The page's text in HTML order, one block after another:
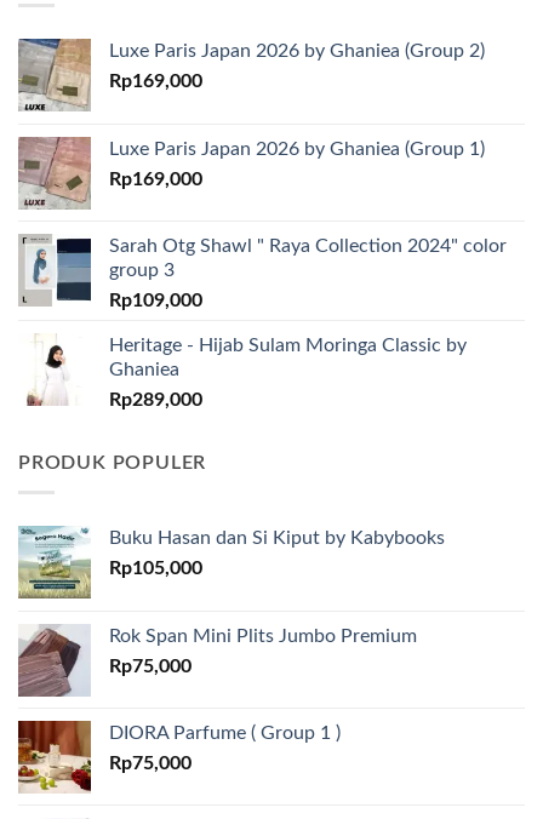
Luxe Paris Japan 2026 by Ghaniea (Group 2)
Rp169,000
Luxe Paris Japan 2026 by Ghaniea (Group 1)
Rp169,000
Sarah Otg Shawl " Raya Collection 2024" color
group 3
Rp109,000
Heritage - Hijab Sulam Moringa Classic by
Ghaniea
Rp289,000
PRODUK POPULER
Buku Hasan dan Si Kiput by Kabybooks
Rp105,000
Rok Span Mini Plits Jumbo Premium
Rp75,000
DIORA Parfume ( Group 1 )
Rp75,000